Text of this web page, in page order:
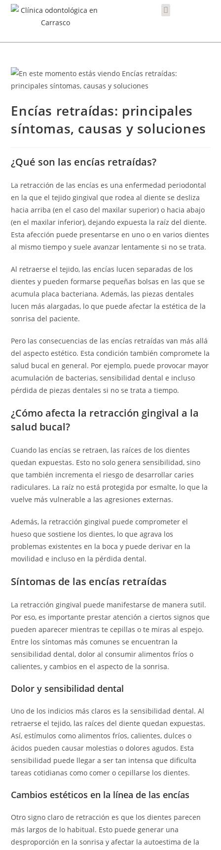
Encías retraídas: principales
síntomas, causas y soluciones
¿Qué son las encías retraídas?
La retracción de las encías es una enfermedad periodontal
en la que el tejido gingival que rodea al diente se desliza
hacia arriba (en el caso del maxilar superior) o hacia abajo
(en el maxilar inferior), dejando expuesta la raíz del diente.
Esta afección puede presentarse en uno o en varios dientes
al mismo tiempo y suele avanzar lentamente si no se trata.
Al retraerse el tejido, las encías lucen separadas de los
dientes y pueden formarse pequeñas bolsas en las que se
acumula placa bacteriana. Además, las piezas dentales
lucen más alargadas, lo que puede afectar la estética de la
sonrisa del paciente.
Pero las consecuencias de las encías retraídas van más allá
del aspecto estético. Esta condición también compromete la
salud bucal en general. Por ejemplo, puede provocar mayor
acumulación de bacterias, sensibilidad dental e incluso
pérdida de piezas dentales si no se trata a tiempo.
¿Cómo afecta la retracción gingival a la
salud bucal?
Cuando las encías se retraen, las raíces de los dientes
quedan expuestas. Esto no solo genera sensibilidad, sino
que también incrementa el riesgo de desarrollar caries
radiculares. La raíz no está protegida por esmalte, lo que la
vuelve más vulnerable a las agresiones externas.
Además, la retracción gingival puede comprometer el
hueso que sostiene los dientes, lo que agrava los
problemas existentes en la boca y puede derivar en la
movilidad e incluso en la pérdida dental.
Síntomas de las encías retraídas
La retracción gingival puede manifestarse de manera sutil.
Por eso, es importante prestar atención a ciertos signos que
pueden aparecer mientras te cepillas o te miras al espejo.
Entre los síntomas más comunes se encuentran la
sensibilidad dental, dolor al consumir alimentos fríos o
calientes, y cambios en el aspecto de la sonrisa.
Dolor y sensibilidad dental
Uno de los indicios más claros es la sensibilidad dental. Al
retraerse el tejido, las raíces del diente quedan expuestas.
Así, estímulos como alimentos fríos, calientes, dulces o
ácidos pueden causar molestias o dolores agudos. Esta
sensibilidad puede llegar a ser tan intensa que dificulta
tareas cotidianas como comer o cepillarse los dientes.
Cambios estéticos en la línea de las encías
Otro signo claro de retracción es que los dientes parecen
más largos de lo habitual. Esto puede generar una
desproporción en la sonrisa y afectar la autoestima de la